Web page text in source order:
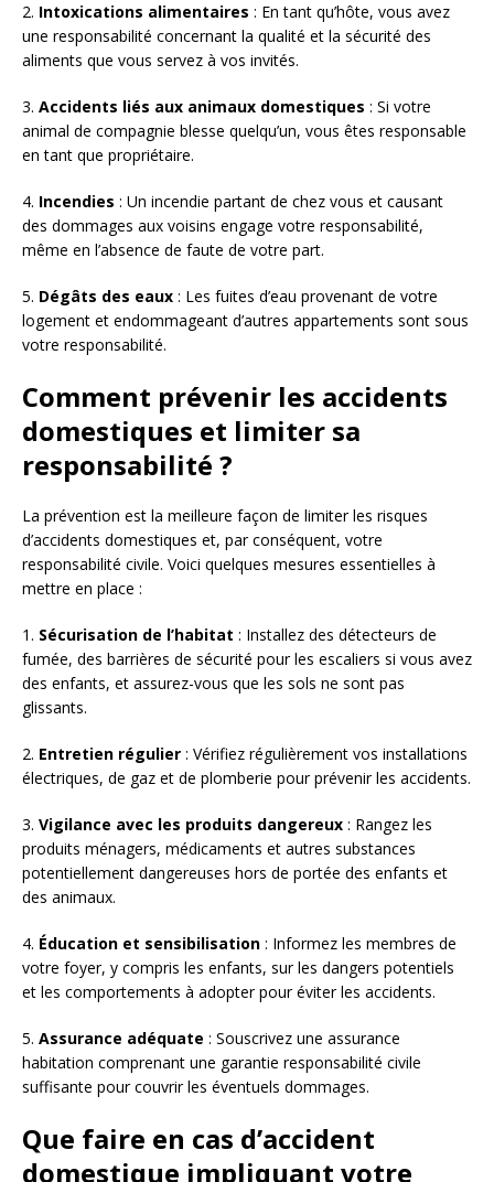
2. Intoxications alimentaires : En tant qu’hôte, vous avez
une responsabilité concernant la qualité et la sécurité des
aliments que vous servez à vos invités.
3. Accidents liés aux animaux domestiques : Si votre
animal de compagnie blesse quelqu’un, vous êtes responsable
en tant que propriétaire.
4. Incendies : Un incendie partant de chez vous et causant
des dommages aux voisins engage votre responsabilité,
même en l’absence de faute de votre part.
5. Dégâts des eaux : Les fuites d’eau provenant de votre
logement et endommageant d’autres appartements sont sous
votre responsabilité.
Comment prévenir les accidents
domestiques et limiter sa
responsabilité ?
La prévention est la meilleure façon de limiter les risques
d’accidents domestiques et, par conséquent, votre
responsabilité civile. Voici quelques mesures essentielles à
mettre en place :
1. Sécurisation de l’habitat : Installez des détecteurs de
fumée, des barrières de sécurité pour les escaliers si vous avez
des enfants, et assurez-vous que les sols ne sont pas
glissants.
2. Entretien régulier : Vérifiez régulièrement vos installations
électriques, de gaz et de plomberie pour prévenir les accidents.
3. Vigilance avec les produits dangereux : Rangez les
produits ménagers, médicaments et autres substances
potentiellement dangereuses hors de portée des enfants et
des animaux.
4. Éducation et sensibilisation : Informez les membres de
votre foyer, y compris les enfants, sur les dangers potentiels
et les comportements à adopter pour éviter les accidents.
5. Assurance adéquate : Souscrivez une assurance
habitation comprenant une garantie responsabilité civile
suffisante pour couvrir les éventuels dommages.
Que faire en cas d’accident
domestique impliquant votre